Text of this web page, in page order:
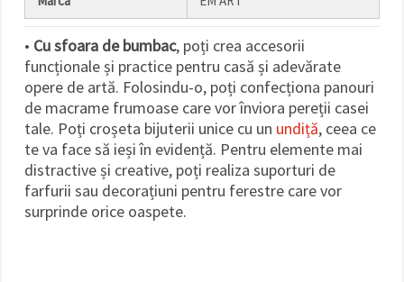
Setări
• Cu sfoara de bumbac, poți crea accesorii
funcționale și practice pentru casă și adevărate
opere de artă. Folosindu-o, poți confecționa panouri
de macrame frumoase care vor înviora pereții casei
tale. Poți croșeta bijuterii unice cu un undiță, ceea ce
te va face să ieși în evidență. Pentru elemente mai
distractive și creative, poți realiza suporturi de
farfurii sau decorațiuni pentru ferestre care vor
surprinde orice oaspete.